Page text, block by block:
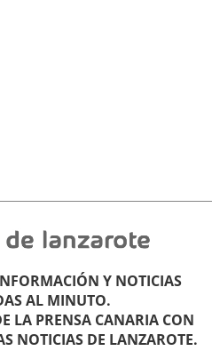
Y NOTICIAS
AL MINUTO.
LA PRENSA CANARIA CON
NOTICIAS DE LANZAROTE.